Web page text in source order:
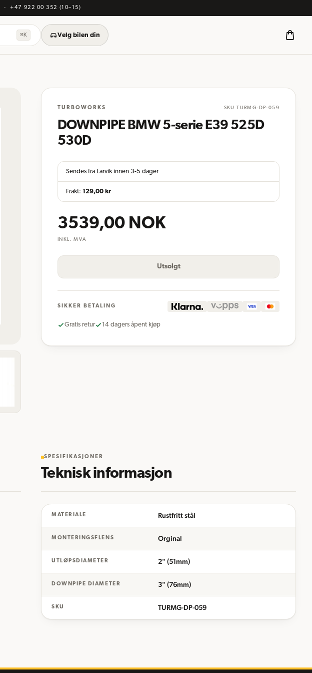
·+47 922 00 352 (10–15)
⌘K Velg bilen din
TURBOWORKS SKUTURMG-DP-059
DOWNPIPE BMW 5-serie E39 525D
530D
Sendes fra Larvik innen 3-5 dager
Frakt: 129,00 kr
3539,00 NOK
INKL. MVA
Utsolgt
SIKKER BETALING
Gratis retur 14 dagers åpent kjøp
SPESIFIKASJONER
Teknisk informasjon
MATERIALE Rustfritt stål
MONTERINGSFLENS Orginal
UTLØPSDIAMETER 2" (51mm)
DOWNPIPE DIAMETER 3" (76mm)
SKU TURMG-DP-059